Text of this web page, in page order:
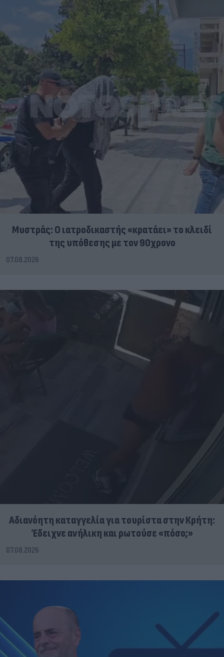
Μυστράς: Ο ιατροδικαστής «κρατάει» το κλειδί
της υπόθεσης με τον 90χρονο
07.08.2026
Αδιανόητη καταγγελία για τουρίστα στην Κρήτη:
Έδειχνε ανήλικη και ρωτούσε «πόσο;»
07.08.2026